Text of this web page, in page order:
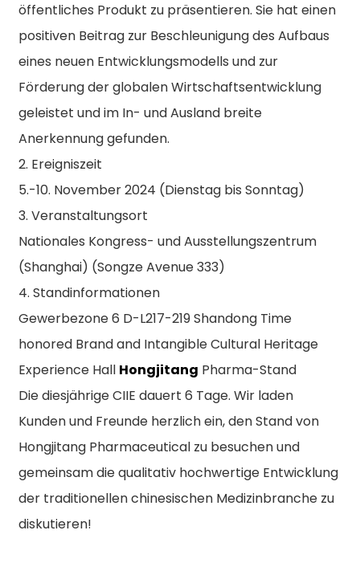
öffentliches Produkt zu präsentieren. Sie hat einen
positiven Beitrag zur Beschleunigung des Aufbaus
eines neuen Entwicklungsmodells und zur
Förderung der globalen Wirtschaftsentwicklung
geleistet und im In- und Ausland breite
Anerkennung gefunden.
2. Ereigniszeit
5.-10. November 2024 (Dienstag bis Sonntag)
3. Veranstaltungsort
Nationales Kongress- und Ausstellungszentrum
(Shanghai) (Songze Avenue 333)
4. Standinformationen
Gewerbezone 6 D-L217-219 Shandong Time
honored Brand and Intangible Cultural Heritage
Experience Hall Hongjitang Pharma-Stand
Die diesjährige CIIE dauert 6 Tage. Wir laden
Kunden und Freunde herzlich ein, den Stand von
Hongjitang Pharmaceutical zu besuchen und
gemeinsam die qualitativ hochwertige Entwicklung
der traditionellen chinesischen Medizinbranche zu
diskutieren!